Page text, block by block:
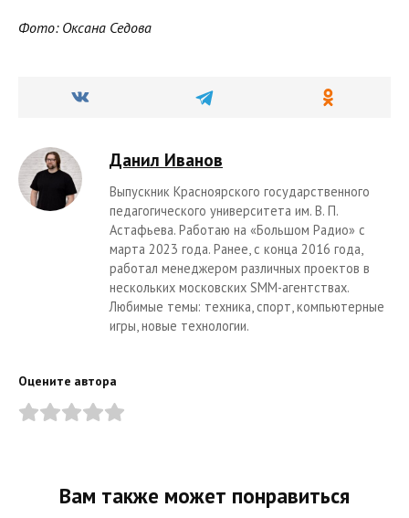
Фото: Оксана Седова
Данил Иванов
Выпускник Красноярского государственного
педагогического университета им. В. П.
Астафьева. Работаю на «Большом Радио» с
марта 2023 года. Ранее, с конца 2016 года,
работал менеджером различных проектов в
нескольких московских SMM-агентствах.
Любимые темы: техника, спорт, компьютерные
игры, новые технологии.
Оцените автора
Вам также может понравиться